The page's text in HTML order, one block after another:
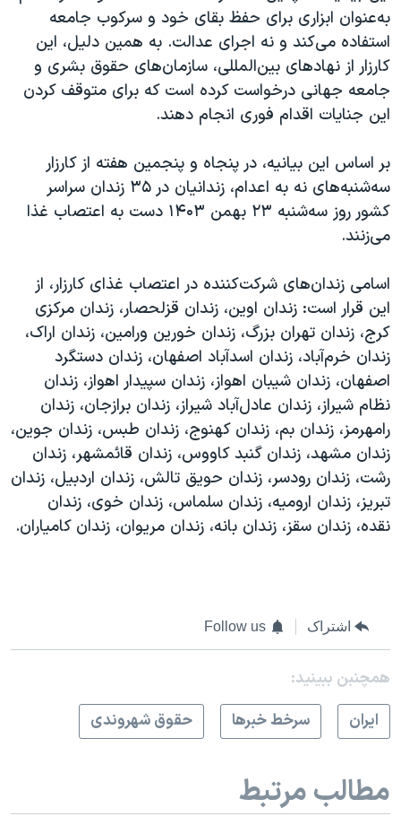
به‌عنوان ابزاری برای حفظ بقای خود و سرکوب جامعه
استفاده می‌کند و نه اجرای عدالت. به همین دلیل، این
کارزار از نهادهای بین‌المللی، سازمان‌های حقوق بشری و
جامعه جهانی درخواست کرده است که برای متوقف کردن
این جنایات اقدام فوری انجام دهند.
بر اساس این بیانیه، در پنجاه و پنجمین هفته از کارزار
سه‌شنبه‌های نه به اعدام، زندانیان در ۳۵ زندان سراسر
کشور روز سه‌شنبه ۲۳ بهمن ۱۴۰۳ دست به اعتصاب غذا
می‌زنند.
اسامی زندان‌های شرکت‌کننده در اعتصاب غذای کارزار، از
این قرار است: زندان اوین، زندان قزلحصار، زندان مرکزی
کرج، زندان تهران بزرگ، زندان خورین ورامین، زندان اراک،
زندان خرم‌آباد، زندان اسدآباد اصفهان، زندان دستگرد
اصفهان، زندان شیبان اهواز، زندان سپیدار اهواز، زندان
نظام شیراز، زندان عادل‌آباد شیراز، زندان برازجان، زندان
رامهرمز، زندان بم، زندان کهنوج، زندان طبس، زندان جوین،
زندان مشهد، زندان گنبد کاووس، زندان قائمشهر، زندان
رشت، زندان رودسر، زندان حویق تالش، زندان اردبیل، زندان
تبریز، زندان ارومیه، زندان سلماس، زندان خوی، زندان
نقده، زندان سقز، زندان بانه، زندان مریوان، زندان کامیاران.
اشتراک Follow us
همچنبن ببینید:
ايران
سرخط خبرها حقوق شهروندی
مطالب مرتبط